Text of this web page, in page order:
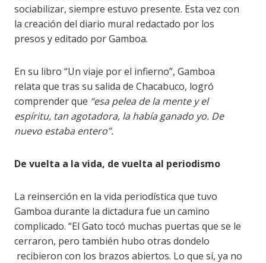
sociabilizar, siempre estuvo presente. Esta vez con
la creación del diario mural redactado por los
presos y editado por Gamboa.
En su libro “Un viaje por el infierno”, Gamboa
relata que tras su salida de Chacabuco, logró
comprender que “esa pelea de la mente y el
espíritu, tan agotadora, la había ganado yo. De
nuevo estaba entero”.
De vuelta a la vida, de vuelta al periodismo
La reinserción en la vida periodística que tuvo
Gamboa durante la dictadura fue un camino
complicado. “El Gato tocó muchas puertas que se le
cerraron, pero también hubo otras dondelo
recibieron con los brazos abiertos. Lo que sí, ya no